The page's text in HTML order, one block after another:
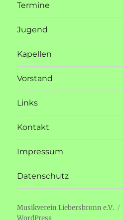
Termine
Jugend
Kapellen
Vorstand
Links
Kontakt
Impressum
Datenschutz
Musikverein Liebersbronn e.V.
WordPress